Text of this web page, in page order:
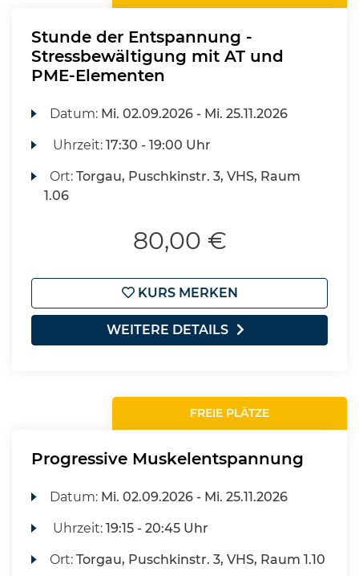
Stunde der Entspannung -
Stressbewältigung mit AT und
PME-Elementen
Datum: Mi. 02.09.2026 - Mi. 25.11.2026
Uhrzeit:17:30 - 19:00 Uhr
Ort:Torgau, Puschkinstr. 3, VHS, Raum
1.06
80,00 €
KURS MERKEN
WEITERE DETAILS
FREIE PLÄTZE
Progressive Muskelentspannung
Datum: Mi. 02.09.2026 - Mi. 25.11.2026
Uhrzeit:19:15 - 20:45 Uhr
Ort:Torgau, Puschkinstr. 3, VHS, Raum 1.10